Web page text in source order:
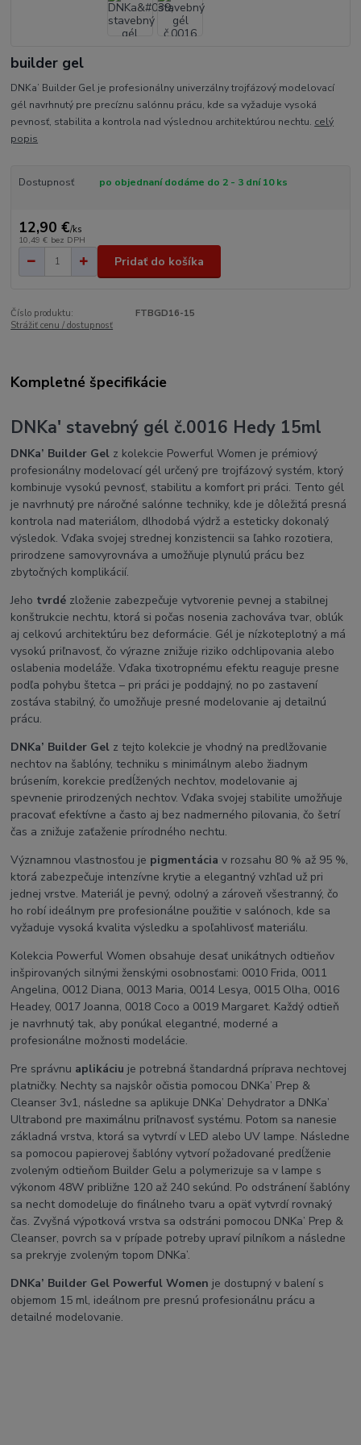
builder gel
DNKa’ Builder Gel je profesionálny univerzálny trojfázový modelovací
gél navrhnutý pre precíznu salónnu prácu, kde sa vyžaduje vysoká
pevnosť, stabilita a kontrola nad výslednou architektúrou nechtu. celý
popis
Dostupnosť po objednaní dodáme do 2 - 3 dní 10 ks
12,90 €/ks
10,49 € bez DPH
Pridať do košíka
Číslo produktu:
FTBGD16-15
Strážiť cenu / dostupnosť
Kompletné špecifikácie
DNKa' stavebný gél č.0016 Hedy 15ml
DNKa’ Builder Gel z kolekcie Powerful Women je prémiový
profesionálny modelovací gél určený pre trojfázový systém, ktorý
kombinuje vysokú pevnosť, stabilitu a komfort pri práci. Tento gél
je navrhnutý pre náročné salónne techniky, kde je dôležitá presná
kontrola nad materiálom, dlhodobá výdrž a esteticky dokonalý
výsledok. Vďaka svojej strednej konzistencii sa ľahko rozotiera,
prirodzene samovyrovnáva a umožňuje plynulú prácu bez
zbytočných komplikácií.
Jeho tvrdé zloženie zabezpečuje vytvorenie pevnej a stabilnej
konštrukcie nechtu, ktorá si počas nosenia zachováva tvar, oblúk
aj celkovú architektúru bez deformácie. Gél je nízkoteplotný a má
vysokú priľnavosť, čo výrazne znižuje riziko odchlipovania alebo
oslabenia modeláže. Vďaka tixotropnému efektu reaguje presne
podľa pohybu štetca – pri práci je poddajný, no po zastavení
zostáva stabilný, čo umožňuje presné modelovanie aj detailnú
prácu.
DNKa’ Builder Gel z tejto kolekcie je vhodný na predlžovanie
nechtov na šablóny, techniku s minimálnym alebo žiadnym
brúsením, korekcie predĺžených nechtov, modelovanie aj
spevnenie prirodzených nechtov. Vďaka svojej stabilite umožňuje
pracovať efektívne a často aj bez nadmerného pilovania, čo šetrí
čas a znižuje zaťaženie prírodného nechtu.
Významnou vlastnosťou je pigmentáciav rozsahu 80 % až 95 %,
ktorá zabezpečuje intenzívne krytie a elegantný vzhľad už pri
jednej vrstve. Materiál je pevný, odolný a zároveň všestranný, čo
ho robí ideálnym pre profesionálne použitie v salónoch, kde sa
vyžaduje vysoká kvalita výsledku a spoľahlivosť materiálu.
Kolekcia Powerful Women obsahuje desať unikátnych odtieňov
inšpirovaných silnými ženskými osobnosťami: 0010 Frida, 0011
Angelina, 0012 Diana, 0013 Maria, 0014 Lesya, 0015 Olha, 0016
Headey, 0017 Joanna, 0018 Coco a 0019 Margaret. Každý odtieň
je navrhnutý tak, aby ponúkal elegantné, moderné a
profesionálne možnosti modelácie.
Pre správnu aplikáciu je potrebná štandardná príprava nechtovej
platničky. Nechty sa najskôr očistia pomocou DNKa’ Prep &
Cleanser 3v1, následne sa aplikuje DNKa’ Dehydrator a DNKa’
Ultrabond pre maximálnu priľnavosť systému. Potom sa nanesie
základná vrstva, ktorá sa vytvrdí v LED alebo UV lampe. Následne
sa pomocou papierovej šablóny vytvorí požadované predĺženie
zvoleným odtieňom Builder Gelu a polymerizuje sa v lampe s
výkonom 48W približne 120 až 240 sekúnd. Po odstránení šablóny
sa necht domodeluje do finálneho tvaru a opäť vytvrdí rovnaký
čas. Zvyšná výpotková vrstva sa odstráni pomocou DNKa’ Prep &
Cleanser, povrch sa v prípade potreby upraví pilníkom a následne
sa prekryje zvoleným topom DNKa’.
DNKa’ Builder Gel Powerful Women je dostupný v balení s
objemom 15 ml, ideálnom pre presnú profesionálnu prácu a
detailné modelovanie.